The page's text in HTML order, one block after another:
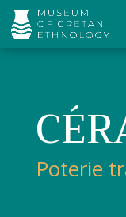
Poterie